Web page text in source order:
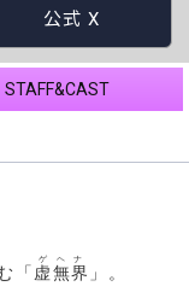
公式 X
STAFF&CAST
「 虚無界
ゲヘナ
」。